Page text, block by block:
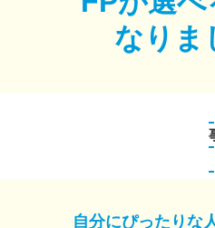
なりま
自分にぴったりな